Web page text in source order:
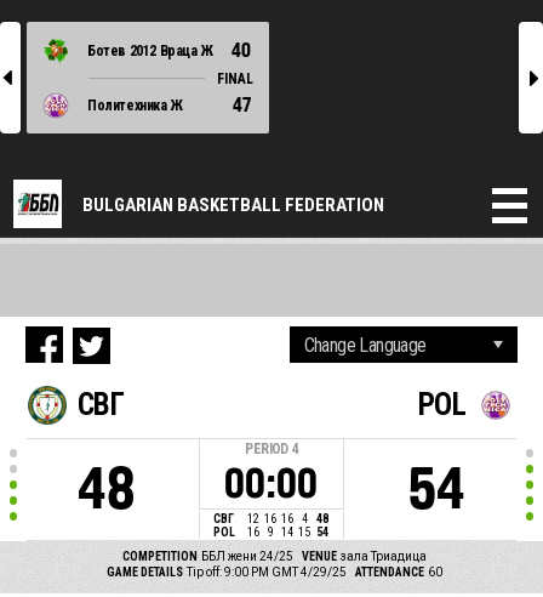
l
Ботев 2012 Враца Ж 40
FINAL
Политехника Ж
47
r
BULGARIAN BASKETBALL FEDERATION
СВГ
48
PERIOD 4
00:00
СВГ 12 16 16 4
48
POL
16 9 14 15 54
POL
54
COMPETITION ББЛ жени 24/25 VENUE зала Триадица
GAME DETAILS Tip off: 9:00 PM GMT 4/29/25 ATTENDANCE 60